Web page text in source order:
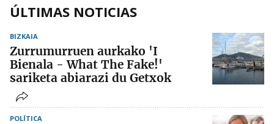
ÚLTIMAS NOTICIAS
BIZKAIA
Zurrumurruen aurkako 'I
Bienala - What The Fake!'
sariketa abiarazi du Getxok
POLÍTICA